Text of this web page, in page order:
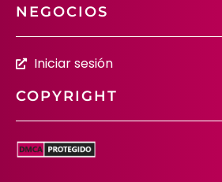
NEGOCIOS
Iniciar sesión
COPYRIGHT